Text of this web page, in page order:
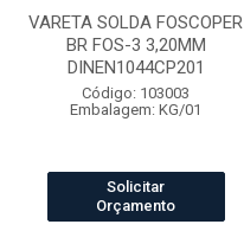
VARETA SOLDA FOSCOPER
BR FOS-3 3,20MM
DINEN1044CP201
Código: 103003
Embalagem: KG/01
Solicitar
Orçamento